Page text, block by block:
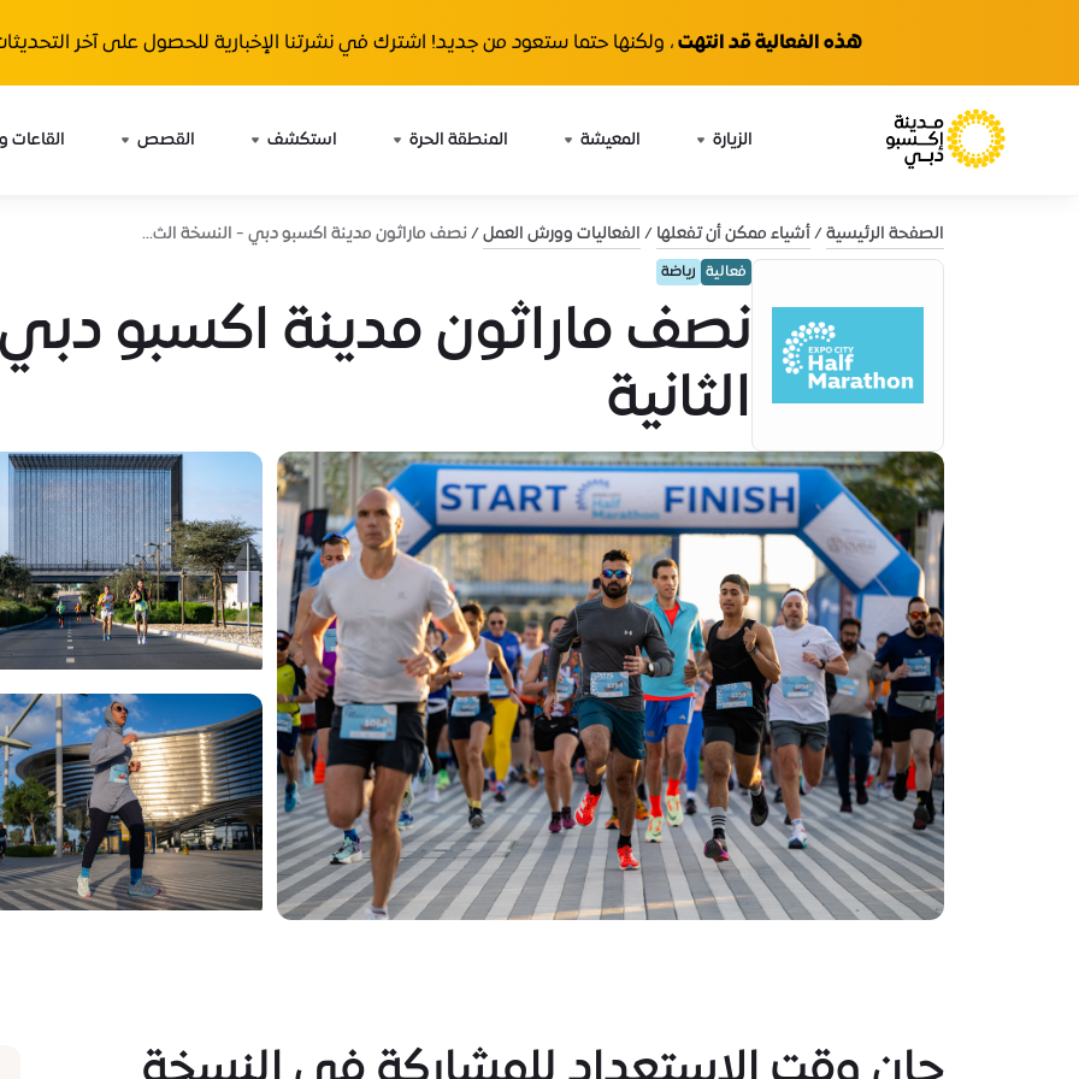
هذه الفعالية قد انتهت ، ولكنها حتما ستعود من جديد! اشترك في نشرتنا الإخبارية للحصول على آخر
الزيارة المعيشة المنطقة الحرة استكشف القصص القاعات
الصفحة الرئيسية أشياء ممكن أن تفعلها الفعاليات وورش العمل نصف ماراثون مدينة اكسبو دبي - النسخة الث...
فعالية رياضة
نصف ماراثون مدينة اكسبو
الثانية